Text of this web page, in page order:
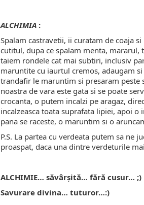
ALCHIMIA :
Spalam castravetii, ii curatam de coaja
cutitul, dupa ce spalam menta,
taiem rondele cat mai subtiri, inclusiv
maruntite cu iaurtul cremos, adaugam
trandafir le maruntim si presaram peste
noastra de vara este gata si se poate
crocanta, o putem incalzi pe aragaz,
incalzeasca toata suprafata lipiei, apoi
pana se raceste, o maruntim si o
P.S. La partea cu verdeata putem sa ne
proaspat, daca una dintre verdeturile
ALCHIMIE… săvârşită… fără cusur… ;)
Savurare divina… tuturor…:)